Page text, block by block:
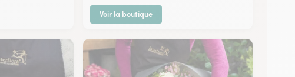
Voir la boutique